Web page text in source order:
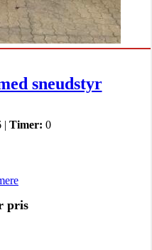
sneudstyr
| Timer: 0
pris